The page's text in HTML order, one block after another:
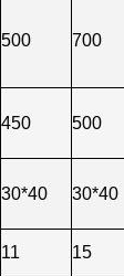
500 700
450 500
30*40 30*40
11 15